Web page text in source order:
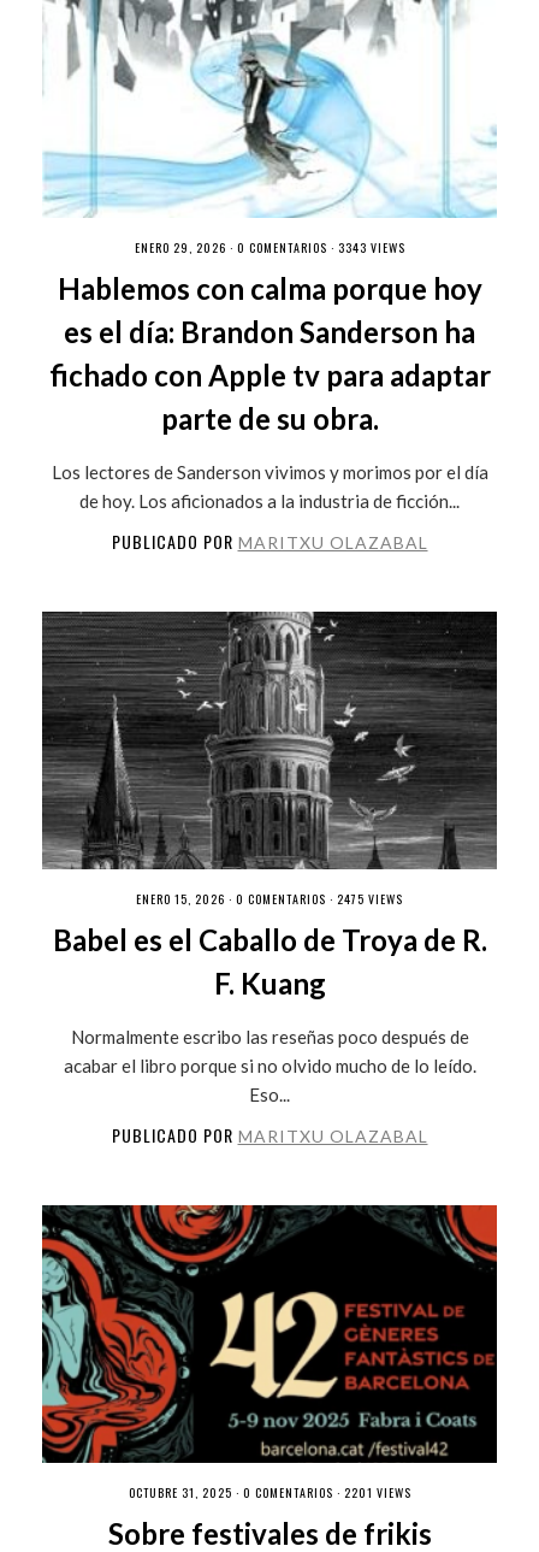
ENERO 29, 2026 · 0 COMENTARIOS · 3343 VIEWS
Hablemos con calma porque hoy
es el día: Brandon Sanderson ha
fichado con Apple tv para adaptar
parte de su obra.
Los lectores de Sanderson vivimos y morimos por el día
de hoy. Los aficionados a la industria de ficción...
PUBLICADO POR MARITXU OLAZABAL
ENERO 15, 2026 · 0 COMENTARIOS · 2475 VIEWS
Babel es el Caballo de Troya de R.
F. Kuang
Normalmente escribo las reseñas poco después de
acabar el libro porque si no olvido mucho de lo leído.
Eso...
PUBLICADO POR MARITXU OLAZABAL
OCTUBRE 31, 2025 · 0 COMENTARIOS · 2201 VIEWS
Sobre festivales de frikis